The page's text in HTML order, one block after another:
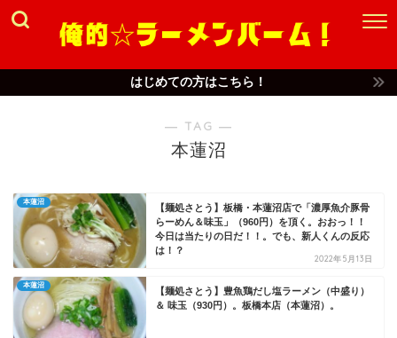
はじめての方はこちら！
― TAG ―
本蓮沼
本蓮沼
【麺処さとう】板橋・本蓮沼店で「濃厚魚介豚骨
らーめん＆味玉」（960円）を頂く。おおっ！！
今日は当たりの日だ！！。でも、新人くんの反応
は！？
2022年5月13日
本蓮沼
【麺処さとう】豊魚鶏だし塩ラーメン（中盛り）
＆ 味玉（930円）。板橋本店（本蓮沼）。